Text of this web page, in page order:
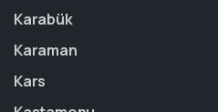
Karabük
Karaman
Kars